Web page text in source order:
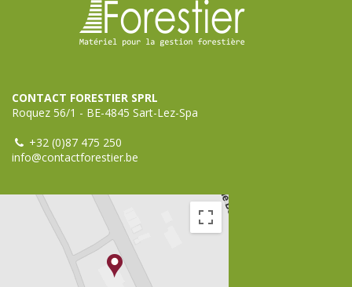
CONTACT FORESTIER SPRL
Roquez 56/1 - BE-4845 Sart-Lez-Spa
+32 (0)87 475 250
info@contactforestier.be